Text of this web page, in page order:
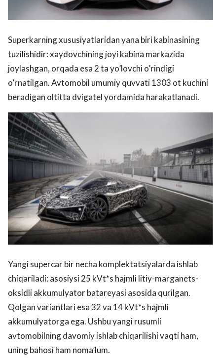
Superkarning xususiyatlaridan yana biri kabinasining
tuzilishidir: xaydovchining joyi kabina markazida
joylashgan, orqada esa 2 ta yo’lovchi o’rindigi
o’rnatilgan. Avtomobil umumiy quvvati 1303 ot kuchini
beradigan oltitta dvigatel yordamida harakatlanadi.
Yangi supercar bir necha komplektatsiyalarda ishlab
chiqariladi: asosiysi 25 kVt*s hajmli litiy-marganets-
oksidli akkumulyator batareyasi asosida qurilgan.
Qolgan variantlari esa 32 va 14 kVt*s hajmli
akkumulyatorga ega. Ushbu yangi rusumli
avtomobilning davomiy ishlab chiqarilishi vaqti ham,
uning bahosi ham noma’lum.